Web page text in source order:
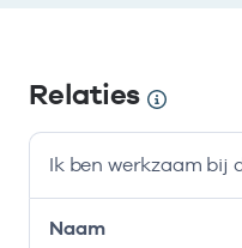
Relaties
Ik ben werkzaam bij
Naam